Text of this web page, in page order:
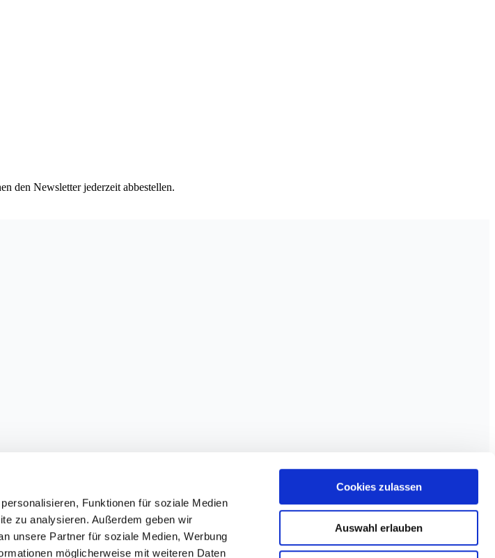
Funktionen für soziale Medien
zu analysieren. Außerdem geben wir
unsere Partner für soziale Medien, Werbung
möglicherweise mit weiteren Daten
Cookies zulassen
Auswahl erlauben
den Newsletter jederzeit abbestellen.
den Newsletter jederzeit abbestellen.